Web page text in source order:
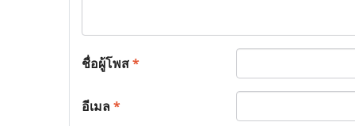
ชื่อผู้โพส*
อีเมล*